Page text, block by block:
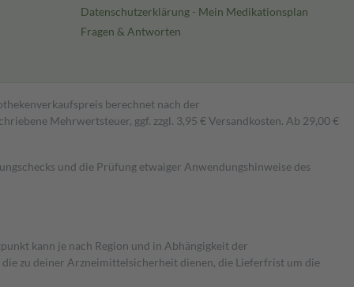
Datenschutzerklärung - Mein Medikationsplan
Fragen & Antworten
berechnet nach der
Mehrwertsteuer, ggf. zzgl. 3,95 € Versandkosten. Ab 29,00 €
und die Prüfung etwaiger Anwendungshinweise des
kann je nach Region und in Abhängigkeit der
zu deiner Arzneimittelsicherheit dienen, die Lieferfrist um die